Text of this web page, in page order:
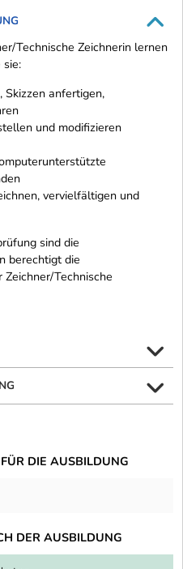
Technische Zeichnerin lernen
Skizzen anfertigen,
und modifizieren
vervielfältigen und
sind die
berechtigt die
Technische
DIE AUSBILDUNG
DER AUSBILDUNG